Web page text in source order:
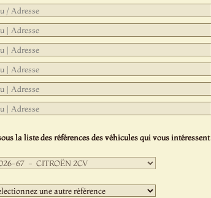
la liste des références des véhicules qui vous intéressent